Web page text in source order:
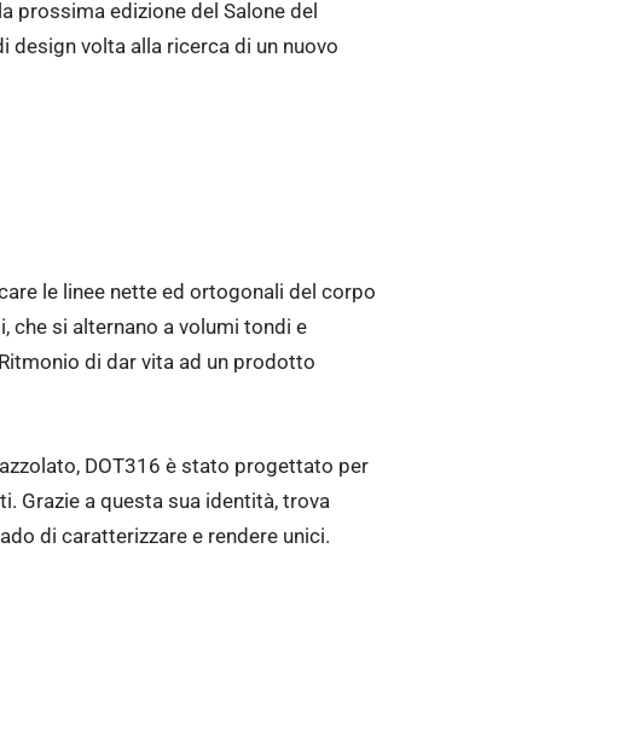
prossima edizione del Salone del
design volta alla ricerca di un nuovo
le linee nette ed ortogonali del corpo
che si alternano a volumi tondi e
di dar vita ad un prodotto
DOT316 è stato progettato per
Grazie a questa sua identità, trova
di caratterizzare e rendere unici.